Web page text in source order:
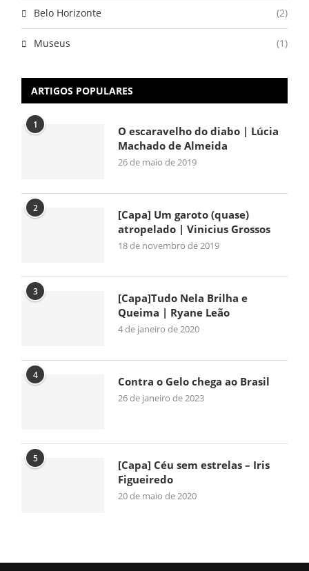
Belo Horizonte (2)
Museus (1)
ARTIGOS POPULARES
1
O escaravelho do diabo | Lúcia
Machado de Almeida
26 de maio de 2019
2
[Capa] Um garoto (quase)
atropelado | Vinicius Grossos
18 de novembro de 2019
3
[Capa]Tudo Nela Brilha e
Queima | Ryane Leão
4 de janeiro de 2020
4 Contra o Gelo chega ao Brasil
26 de janeiro de 2023
5
[Capa] Céu sem estrelas – Iris
Figueiredo
20 de maio de 2020